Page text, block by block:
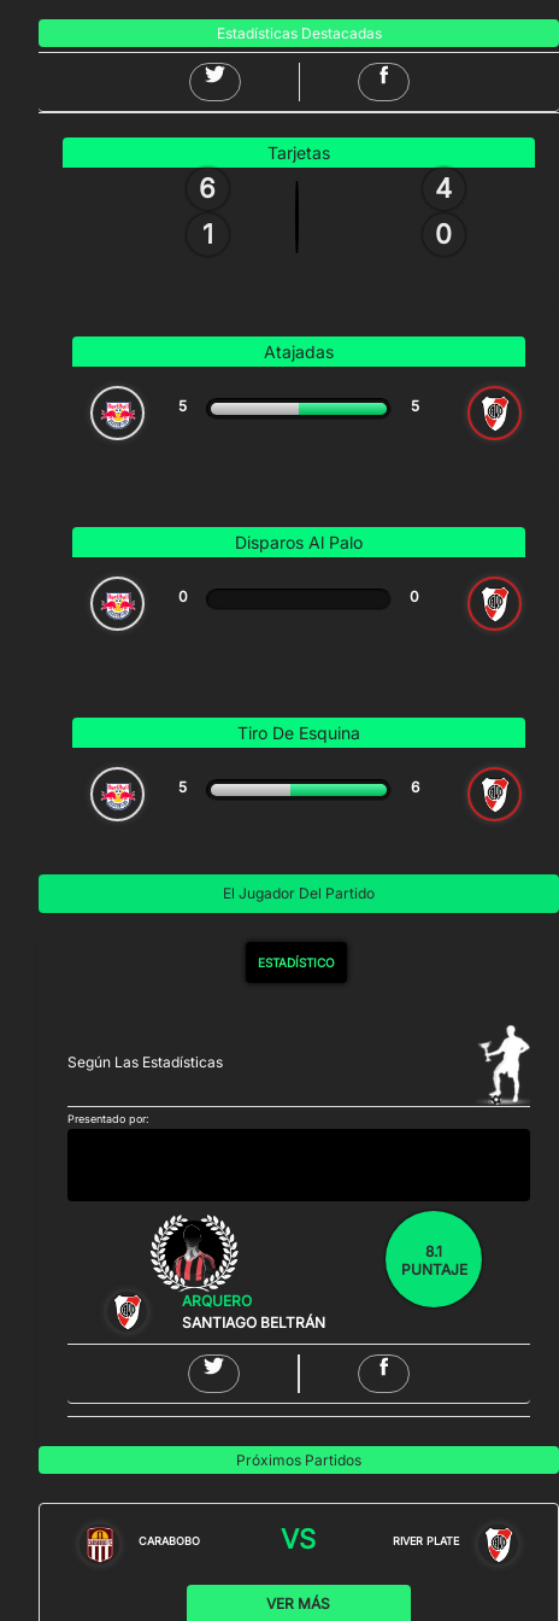
Estadísticas Destacadas
Tarjetas
6
1
4
0
Atajadas
5 5
Disparos Al Palo
0 0
Tiro De Esquina
5 6
El Jugador Del Partido
ESTADÍSTICO
Según Las Estadísticas
Presentado por:
ARQUERO
SANTIAGO BELTRÁN
8.1
PUNTAJE
Próximos Partidos
CARABOBO VS RIVER PLATE
VER MÁS